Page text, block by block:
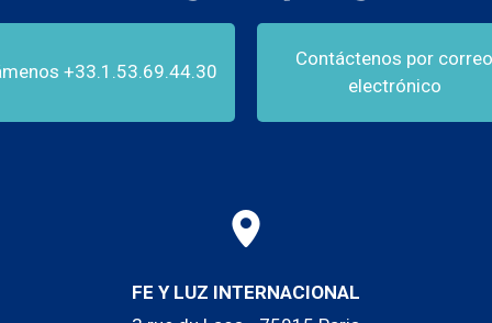
+33.1.53.69.44.30
Contáctenos por correo
electrónico
FE Y LUZ INTERNACIONAL